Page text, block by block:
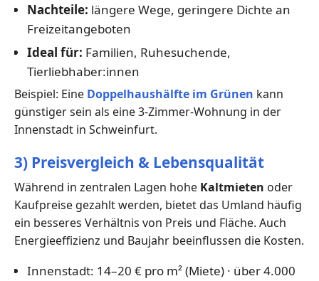
Nachteile: längere Wege, geringere Dichte an
Freizeitangeboten
Ideal für: Familien, Ruhesuchende,
Tierliebhaber:innen
Beispiel: Eine Doppelhaushälfte im Grünen kann
günstiger sein als eine 3-Zimmer-Wohnung in der
Innenstadt in Schweinfurt.
3) Preisvergleich & Lebensqualität
Während in zentralen Lagen hohe Kaltmieten oder
Kaufpreise gezahlt werden, bietet das Umland häufig
ein besseres Verhältnis von Preis und Fläche. Auch
Energieeffizienz und Baujahr beeinflussen die Kosten.
Innenstadt: 14–20 € pro m² (Miete) · über 4.000